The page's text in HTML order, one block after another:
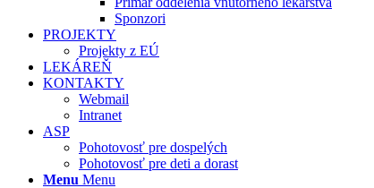
Sponzori
PROJEKTY
Projekty z EÚ
LEKÁREŇ
KONTAKTY
Webmail
Intranet
ASP
Pohotovosť pre dospelých
Pohotovosť pre deti a dorast
Menu Menu